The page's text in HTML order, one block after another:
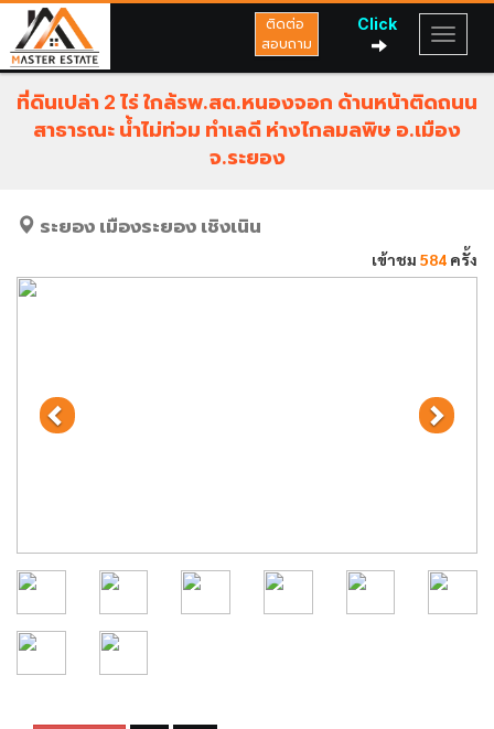
Click
ติดต่อ
สอบถาม
ที่ดินเปล่า 2 ไร่ ใกล้รพ.สต.หนองจอก ด้านหน้าติดถนน
สาธารณะ น้ำไม่ท่วม ทำเลดี ห่างไกลมลพิษ อ.เมือง
จ.ระยอง
ระยอง เมืองระยอง เชิงเนิน
เข้าชม 584 ครั้ง